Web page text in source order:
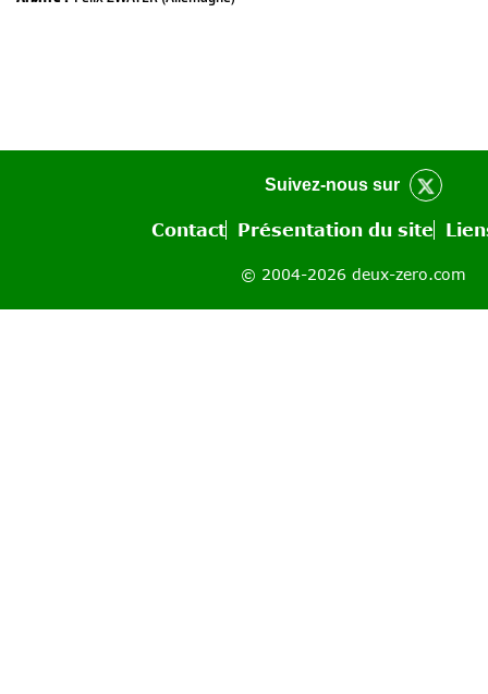
Suivez-nous sur
Contact Présentation du site
© 2004-2026 deux-zero.com